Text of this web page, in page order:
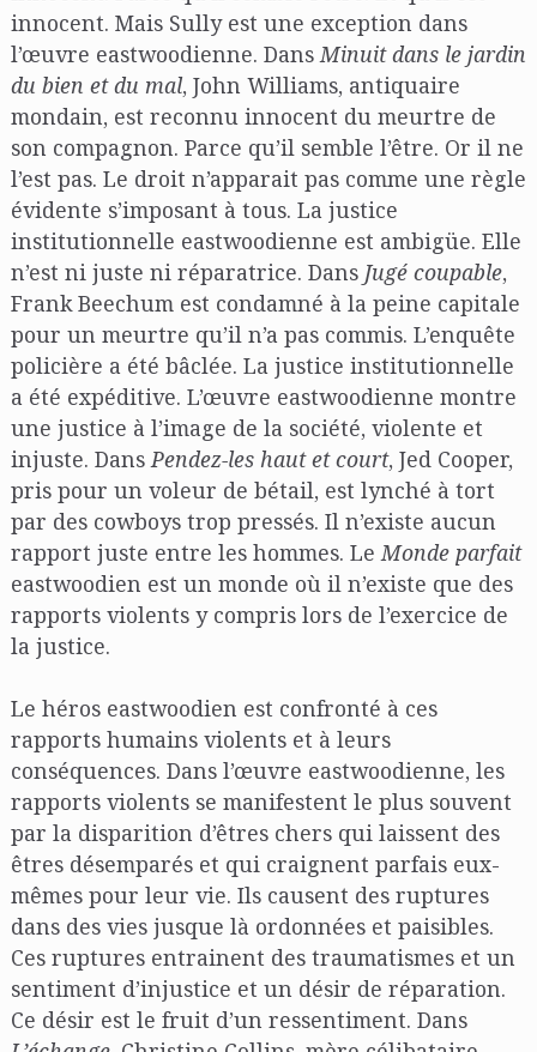
innocent. Mais Sully est une exception dans
l’œuvre eastwoodienne. DansMinuit dans le jardin
du bien et du mal, John Williams, antiquaire
mondain, est reconnu innocent du meurtre de
son compagnon. Parce qu’il semble l’être. Or il ne
l’est pas. Le droit n’apparait pas comme une règle
évidente s’imposant à tous. La justice
institutionnelle eastwoodienne est ambigüe. Elle
n’est ni juste ni réparatrice. Dans Jugé coupable,
Frank Beechum est condamné à la peine capitale
pour un meurtre qu’il n’a pas commis. L’enquête
policière a été bâclée. La justice institutionnelle
a été expéditive. L’œuvre eastwoodienne montre
une justice à l’image de la société, violente et
injuste. DansPendez-les haut et court, Jed Cooper,
pris pour un voleur de bétail, est lynché à tort
par des cowboys trop pressés. Il n’existe aucun
rapport juste entre les hommes. LeMonde parfait
eastwoodien est un monde où il n’existe que des
rapports violents y compris lors de l’exercice de
la justice.
Le héros eastwoodien est confronté à ces
rapports humains violents et à leurs
conséquences. Dans l’œuvre eastwoodienne, les
rapports violents se manifestent le plus souvent
par la disparition d’êtres chers qui laissent des
êtres désemparés et qui craignent parfais eux-
mêmes pour leur vie. Ils causent des ruptures
dans des vies jusque là ordonnées et paisibles.
Ces ruptures entrainent des traumatismes et un
sentiment d’injustice et un désir de réparation.
Ce désir est le fruit d’un ressentiment. Dans